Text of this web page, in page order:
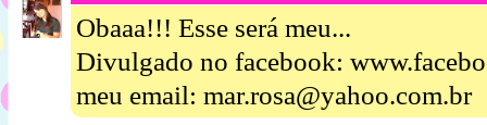
Obaaa!!! Esse será meu...
Divulgado no facebook:
meu email: mar.rosa@yahoo.com.br